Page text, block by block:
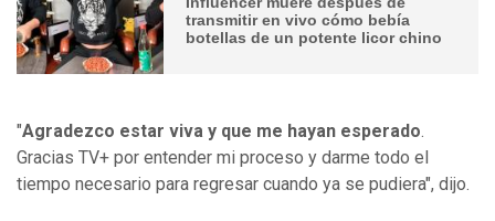
transmitir en vivo cómo bebía
botellas de un potente licor chino
"Agradezco estar viva y que me hayan esperado.
Gracias TV+ por entender mi proceso y darme todo el
tiempo necesario para regresar cuando ya se pudiera", dijo.